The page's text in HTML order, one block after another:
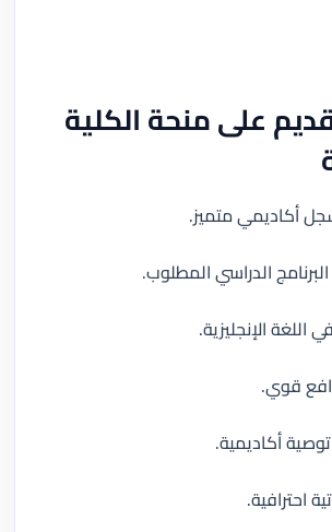
على منحة الكلية
أكاديمي متميز.
الدراسي المطلوب.
اللغة الإنجليزية.
قوي.
أكاديمية.
احترافية.